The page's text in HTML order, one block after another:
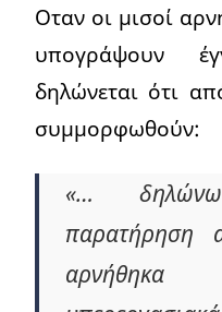
Οταν οι μισοί
υπογράψουν
δηλώνεται ότι
συμμορφωθούν:
«…
παρατήρηση